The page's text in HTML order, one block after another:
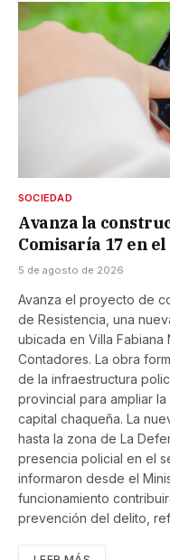
SOCIEDAD
Avanza la
Comisaría 17 en
5 de agosto de 2026
Avanza el proyecto de
de Resistencia, una
ubicada en Villa
Contadores. La obra
de la infraestructura
provincial para ampliar
capital chaqueña. La
hasta la zona de La
presencia policial en el
informaron desde el
funcionamiento
prevención del delito,